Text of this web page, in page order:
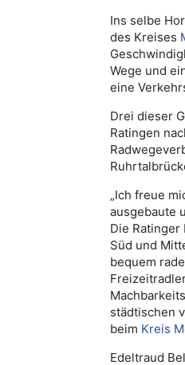
Ins selbe
des Kreises
Wege und
eine
Drei dieser
Ratingen
„Ich freue
ausgebaute
Die
Süd und
bequem
städtischen
beim Kreis
Edeltraud